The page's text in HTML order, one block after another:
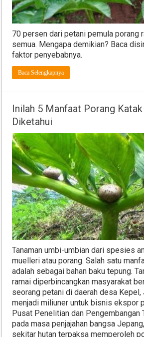
70 persen dari petani pemula porang
semua. Mengapa demikian? Baca
faktor penyebabnya.
Baca Selengkapnya
Inilah 5 Manfaat Porang
Diketahui
Tanaman umbi-umbian dari spesies
muelleri atau porang. Salah satu
adalah sebagai bahan baku tepung.
ramai diperbincangkan masyarakat
seorang petani di daerah desa Kepel,
menjadi miliuner untuk bisnis ekspor
Pusat Penelitian dan Pengembangan
pada masa penjajahan bangsa
sekitar hutan terpaksa memperoleh